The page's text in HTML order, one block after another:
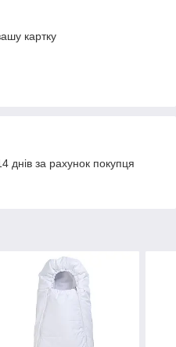
картку
днів за рахунок покупця